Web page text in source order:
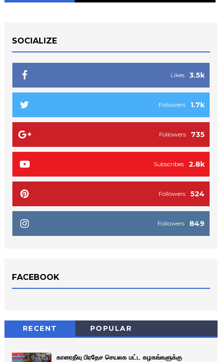
SOCIALIZE
3.5k
Likes
1.7k
Followers
735
Followers
2.8k
Subscribes
524
Followers
849
Followers
FACEBOOK
RECENT POPULAR
காரைதீவு பிரதேச செயலக மட்ட கழகங்களுக்கு